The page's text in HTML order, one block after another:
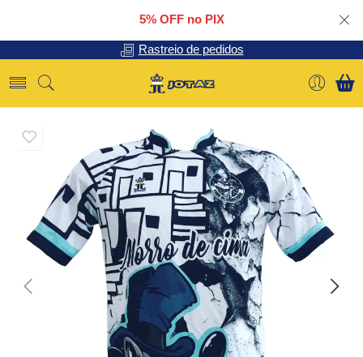
5% OFF no PIX
Rastreio de pedidos